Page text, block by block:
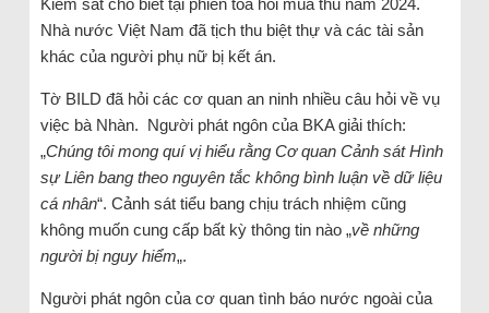
Nhà nước Việt Nam đã tịch thu biệt thự và các tài sản
khác của người phụ nữ bị kết án.
Tờ BILD đã hỏi các cơ quan an ninh nhiều câu hỏi về vụ
việc bà Nhàn. Người phát ngôn của BKA giải thích:
„Chúng tôi mong quí vị hiểu rằng Cơ quan Cảnh sát Hình
sự Liên bang theo nguyên tắc không bình luận về dữ liệu
cá nhân“. Cảnh sát tiểu bang chịu trách nhiệm cũng
không muốn cung cấp bất kỳ thông tin nào „về những
người bị nguy hiểm„.
Người phát ngôn của cơ quan tình báo nước ngoài của